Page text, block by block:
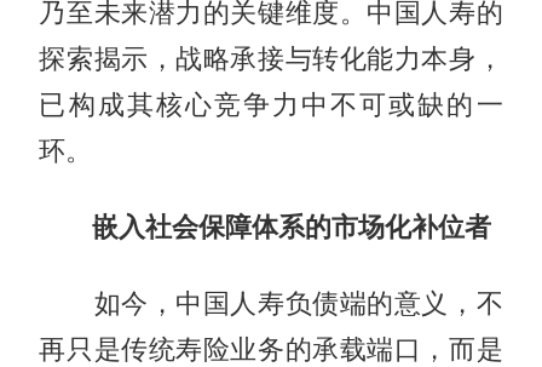
乃至未来潜力的关键维度。中国人寿的
探索揭示，战略承接与转化能力本身，
已构成其核心竞争力中不可或缺的一
环。
嵌入社会保障体系的市场化补位者
如今，中国人寿负债端的意义，不
再只是传统寿险业务的承载端口，而是